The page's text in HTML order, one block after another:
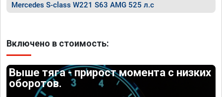
Mercedes S-class W221 S63 AMG 525 л.с
Включено в стоимость:
Выше тяга - прирост момента с низких
оборотов.